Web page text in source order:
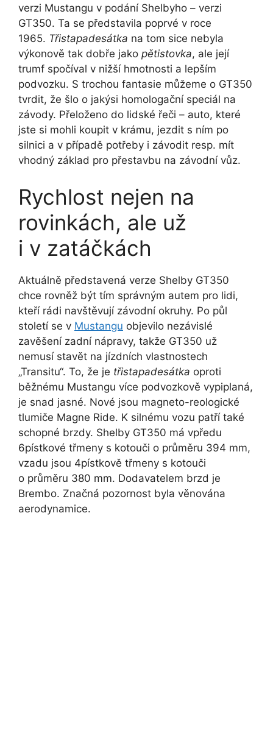
verzi Mustangu v podání Shelbyho – verzi
GT350. Ta se představila poprvé v roce
1965. Třistapadesátka na tom sice nebyla
výkonově tak dobře jako pětistovka, ale její
trumf spočíval v nižší hmotnosti a lepším
podvozku. S trochou fantasie můžeme o GT350
tvrdit, že šlo o jakýsi homologační speciál na
závody. Přeloženo do lidské řeči – auto, které
jste si mohli koupit v krámu, jezdit s ním po
silnici a v případě potřeby i závodit resp. mít
vhodný základ pro přestavbu na závodní vůz.
Rychlost nejen na
rovinkách, ale už
i v zatáčkách
Aktuálně představená verze Shelby GT350
chce rovněž být tím správným autem pro lidi,
kteří rádi navštěvují závodní okruhy. Po půl
století se v Mustangu objevilo nezávislé
zavěšení zadní nápravy, takže GT350 už
nemusí stavět na jízdních vlastnostech
„Transitu“. To, že je třistapadesátka oproti
běžnému Mustangu více podvozkově vypiplaná,
je snad jasné. Nové jsou magneto-reologické
tlumiče Magne Ride. K silnému vozu patří také
schopné brzdy. Shelby GT350 má vpředu
6pístkové třmeny s kotouči o průměru 394 mm,
vzadu jsou 4pístkově třmeny s kotouči
o průměru 380 mm. Dodavatelem brzd je
Brembo. Značná pozornost byla věnována
aerodynamice.